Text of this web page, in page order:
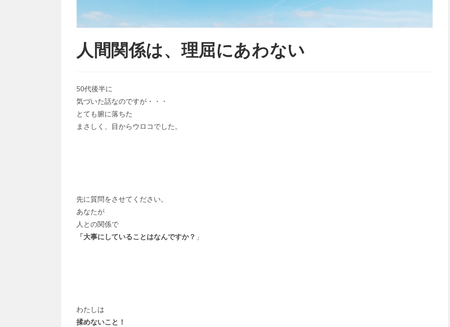
人間関係は、理屈にあわない
50代後半に
気づいた話なのですが・・・
とても腑に落ちた
まさしく、目からウロコでした。
先に質問をさせてください。
あなたが
人との関係で
「大事にしていることはなんですか？ 」
わたしは
揉めないこと！